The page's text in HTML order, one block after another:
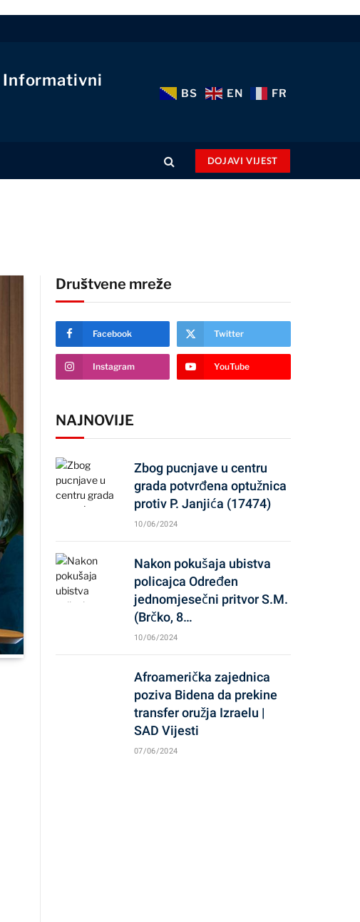
Informativni
BS EN FR
DOJAVI VIJEST
Društvene mreže
Facebook Twitter
Instagram YouTube
NAJNOVIJE
Zbog pucnjave u centru
grada potvrđena optužnica
protiv P. Janjića (17474)
10/06/2024
Nakon pokušaja ubistva
policajca Određen
jednomjesečni pritvor S.M.
(Brčko, 8…
10/06/2024
Afroamerička zajednica
poziva Bidena da prekine
transfer oružja Izraelu |
SAD Vijesti
07/06/2024